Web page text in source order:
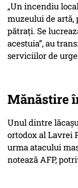
„Un incendiu
muzeului de artă,
pătrați. Se
acestuia”, au
serviciilor de
Mănăstire
Unul dintre
ortodox al Lavrei
urma atacului
notează AFP,